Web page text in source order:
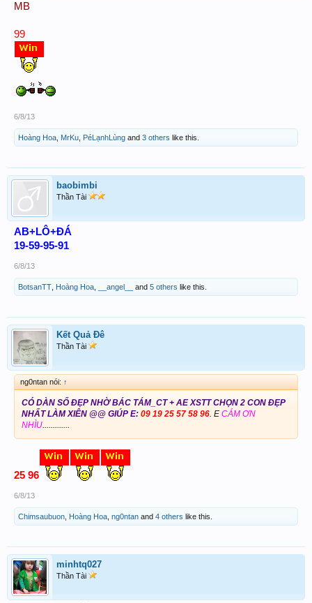
MB
99
6/8/13
Hoàng Hoa MrKu PéLạnhLùng and 3 others like this.
baobimbi
Thần Tài
AB+LÔ+ĐÁ
19-59-95-91
6/8/13
BotsanTT Hoàng Hoa __angel__ and 5 others like this.
Kết Quả Đê
Thần Tài
ng0ntan nói: ↑
CÓ DÀN SỐ ĐẸP NHỜ BÁC TÁM_CT + AE XSTT CHỌN 2 CON ĐẸP
NHẤT LÀM XIÊN @@ GIÚP E: 09 19 25 57 58 96. E CÁM ƠN
NHÌU.............
25 96
6/8/13
Chimsaubuon Hoàng Hoa ng0ntan and 4 others like this.
minhtq027
Thần Tài